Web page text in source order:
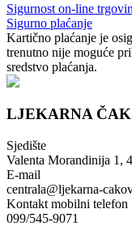
Sigurnost on-line
Sigurno plaćanje
Kartično plaćanje je
trenutno nije moguće
sredstvo plaćanja.
LJEKARNA
Sjedište
Valenta Morandinija 1,
E-mail
centrala@ljekarna-
Kontakt mobilni telefon
099/545-9071